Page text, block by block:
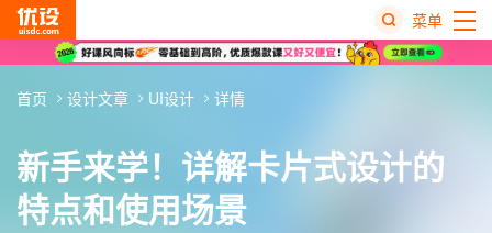
菜单
新手来学！详解卡片式设计的
特点和使用场景
首页 设计文章 UI设计 详情